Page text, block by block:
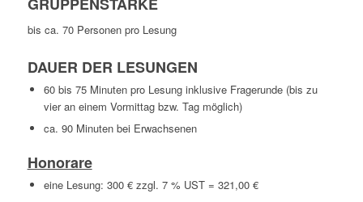
bis ca. 70 Personen pro Lesung
DAUER DER LESUNGEN
60 bis 75 Minuten pro Lesung inklusive Fragerunde (bis zu
vier an einem Vormittag bzw. Tag möglich)
ca. 90 Minuten bei Erwachsenen
Honorare
eine Lesung: 300 € zzgl. 7 % UST = 321,00 €